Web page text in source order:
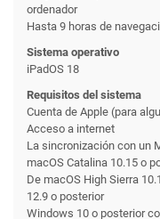
ordenador
Hasta 9 horas de
Sistema operativo
iPadOS 18
Requisitos del sistema
Cuenta de Apple (para
Acceso a internet
La sincronización con un
macOS Catalina 10.15 o
De macOS High Sierra
12.9 o posterior
Windows 10 o posterior